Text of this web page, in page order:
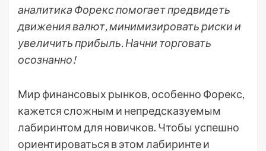
аналитика Форекс помогает предвидеть
движения валют, минимизировать риски и
увеличить прибыль. Начни торговать
осознанно!
Мир финансовых рынков, особенно Форекс,
кажется сложным и непредсказуемым
лабиринтом для новичков. Чтобы успешно
ориентироваться в этом лабиринте и